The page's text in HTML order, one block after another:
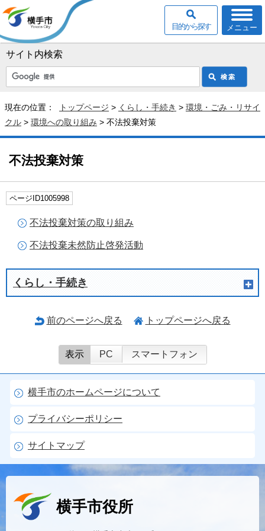
サイト内検索
メニュー
目的から探す
現在の位置： トップページ > くらし・手続き > 環境・ごみ・リサイ
クル > 環境への取り組み > 不法投棄対策
不法投棄対策
ページID1005998
不法投棄対策の取り組み
不法投棄未然防止啓発活動
くらし・手続き
前のページへ戻る トップページへ戻る
表示 PC スマートフォン
横手市のホームページについて
プライバシーポリシー
サイトマップ
横手市役所